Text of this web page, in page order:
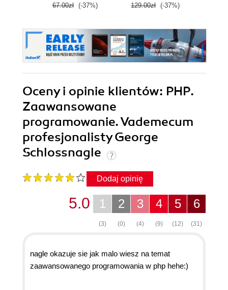
67.00zł (-37%) 129.00zł (-37%)
Oceny i opinie klientów: PHP.
Zaawansowane
programowanie. Vademecum
profesjonalisty George
Schlossnagle
Dodaj opinię
6
(31)
5
(12)
4
(9)
3
(4)
2
(0)
1
(3)
5.0
nagle okazuje sie jak malo wiesz na temat
zaawansowanego programowania w php hehe:)